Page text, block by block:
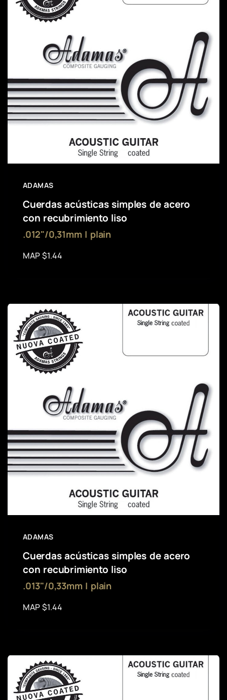
ADAMAS
Cuerdas acústicas simples de acero
con recubrimiento liso
.012"/0,31mm | plain
MAP $1.44
ADAMAS
Cuerdas acústicas simples de acero
con recubrimiento liso
.013"/0,33mm | plain
MAP $1.44